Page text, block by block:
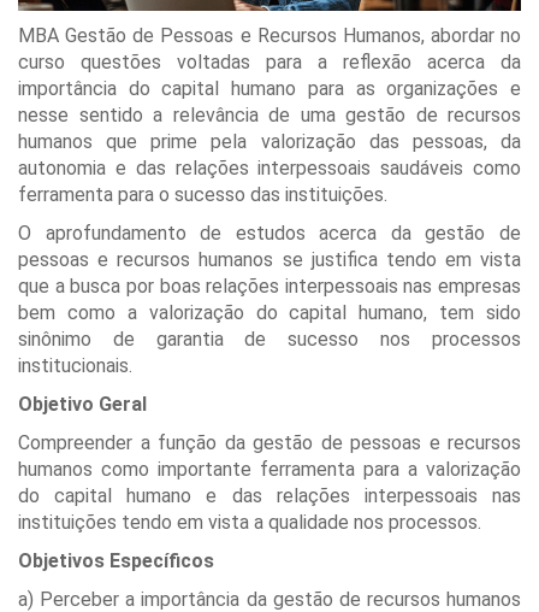
MBA Gestão de Pessoas e Recursos Humanos, abordar no
curso questões voltadas para a reflexão acerca da
importância do capital humano para as organizações e
nesse sentido a relevância de uma gestão de recursos
humanos que prime pela valorização das pessoas, da
autonomia e das relações interpessoais saudáveis como
ferramenta para o sucesso das instituições.
O aprofundamento de estudos acerca da gestão de
pessoas e recursos humanos se justifica tendo em vista
que a busca por boas relações interpessoais nas empresas
bem como a valorização do capital humano, tem sido
sinônimo de garantia de sucesso nos processos
institucionais.
Objetivo Geral
Compreender a função da gestão de pessoas e recursos
humanos como importante ferramenta para a valorização
do capital humano e das relações interpessoais nas
instituições tendo em vista a qualidade nos processos.
Objetivos Específicos
a) Perceber a importância da gestão de recursos humanos